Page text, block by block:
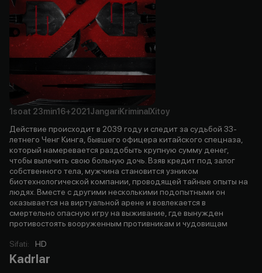
1soat 23min16+2021 JangariKriminal Xitoy
Действие происходит в 2039 году и следит за судьбой 33-
летнего Ченг Кинга, бывшего офицера китайского спецназа,
который намеревается раздобыть крупную сумму денег,
чтобы вылечить свою больную дочь. Взяв кредит под залог
собственного тела, мужчина становится узником
биотехнологической компании, проводящей тайные опыты на
людях. Вместе с другими несколькими подопытными он
оказывается на виртуальной арене и вовлекается в
смертельно опасную игру на выживание, где вынужден
противостоять вооруженным противникам и чудовищам
Sifati: HD
Kadrlar